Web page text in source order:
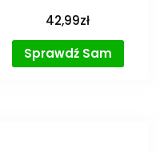
42,99zł
Sprawdź Sam